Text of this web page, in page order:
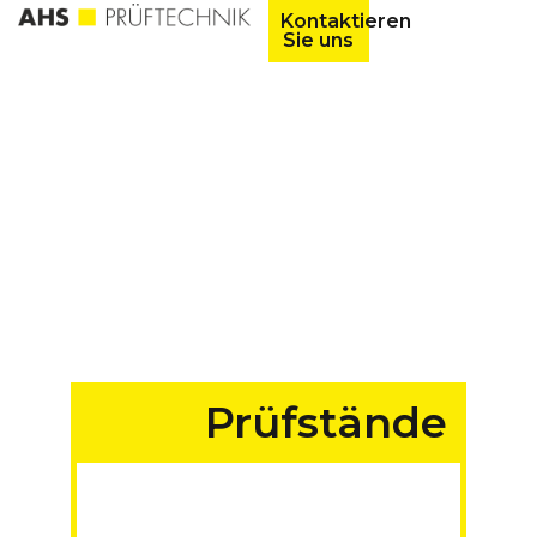
Kontaktieren
Sie uns
Prüfstände